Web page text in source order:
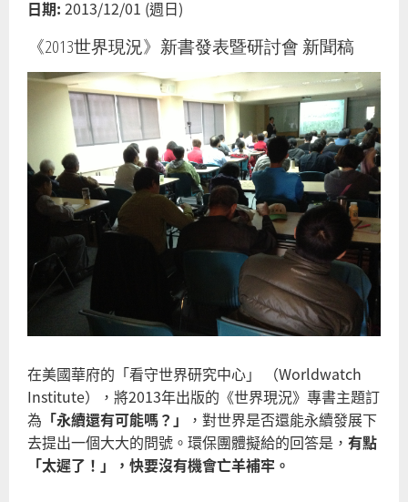
日期: 2013/12/01 (週日)
《2013世界現況》新書發表暨研討會 新聞稿
在美國華府的「看守世界研究中心」 （Worldwatch
Institute），將2013年出版的《世界現況》專書主題訂
為 「永續還有可能嗎？」
，對世界是否還能永續發展下
去提出一個大大的問號。環保團體擬給的回答是， 有點
「太遲了！」，快要沒有機會亡羊補牢。